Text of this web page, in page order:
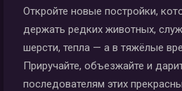
Откройте новые постройки,
держать редких животных,
шерсти, тепла — а в тяжёлые
Приручайте, объезжайте и
последователям этих